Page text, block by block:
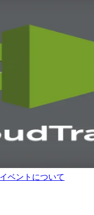
ベントについて